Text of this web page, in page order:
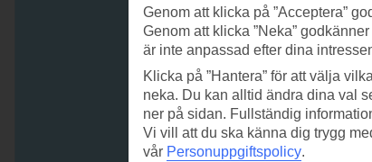
Genom att klicka på ”Acceptera”
Genom att klicka ”Neka”
är inte anpassad efter dina
Klicka på ”Hantera” för att välja
neka. Du kan alltid ändra dina val
ner på sidan. Fullständig
Vi vill att du ska känna dig trygg
vår Personuppgiftspolicy.